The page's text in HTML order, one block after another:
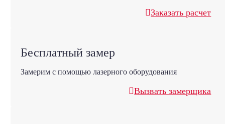
Заказать расчет
Бесплатный замер
Замерим с помощью лазерного оборудования
Вызвать замерщика